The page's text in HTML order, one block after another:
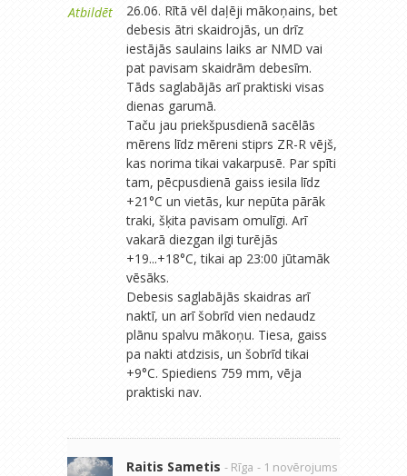
Atbildēt
26.06. Rītā vēl daļēji mākoņains, bet
debesis ātri skaidrojās, un drīz
iestājās saulains laiks ar NMD vai
pat pavisam skaidrām debesīm.
Tāds saglabājās arī praktiski visas
dienas garumā.
Taču jau priekšpusdienā sacēlās
mērens līdz mēreni stiprs ZR-R vējš,
kas norima tikai vakarpusē. Par spīti
tam, pēcpusdienā gaiss iesila līdz
+21°C un vietās, kur nepūta pārāk
traki, šķita pavisam omulīgi. Arī
vakarā diezgan ilgi turējās
+19...+18°C, tikai ap 23:00 jūtamāk
vēsāks.
Debesis saglabājās skaidras arī
naktī, un arī šobrīd vien nedaudz
plānu spalvu mākoņu. Tiesa, gaiss
pa nakti atdzisis, un šobrīd tikai
+9°C. Spiediens 759 mm, vēja
praktiski nav.
Raitis Sametis - Rīga - 1 novērojums